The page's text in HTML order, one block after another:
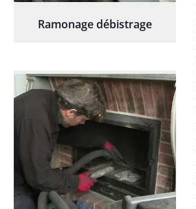
Ramonage débistrage